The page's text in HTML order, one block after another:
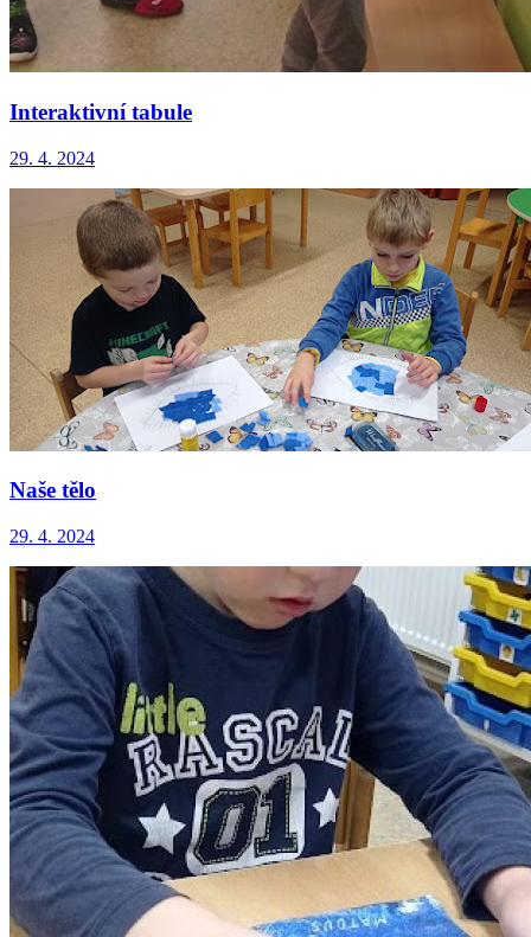
Interaktivní tabule
29. 4. 2024
Naše tělo
29. 4. 2024